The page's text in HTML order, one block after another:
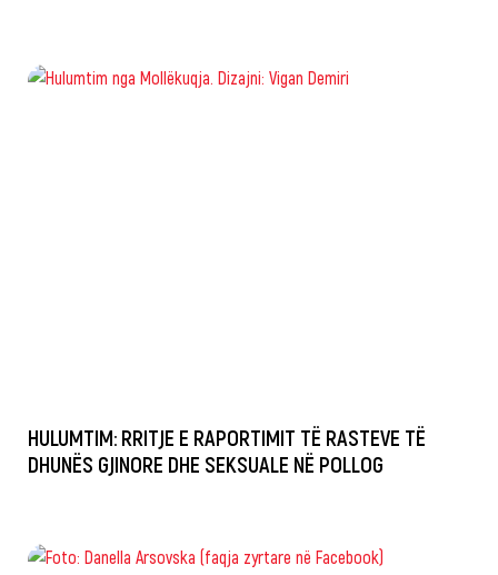
HULUMTIM: RRITJE E RAPORTIMIT TË RASTEVE TË
DHUNËS GJINORE DHE SEKSUALE NË POLLOG